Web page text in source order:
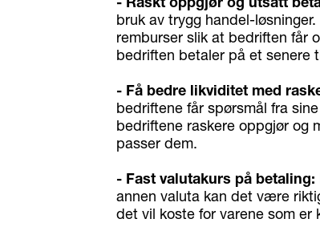
bruk av trygg handel-
remburser slik at bedriften får
bedriften betaler på et senere
- Få bedre likviditet med
bedriftene får spørsmål fra
bedriftene raskere oppgjør og
passer dem.
- Fast valutakurs på betaling:
annen valuta kan det være
det vil koste for varene som